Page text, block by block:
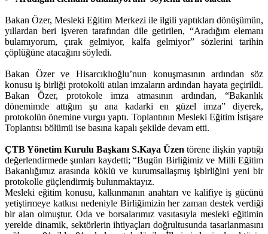
Bakan Özer, Mesleki Eğitim Merkezi ile ilgili yaptıkları dönüşümün,
yıllardan beri işveren tarafından dile getirilen, “Aradığım elemanı
bulamıyorum, çırak gelmiyor, kalfa gelmiyor” sözlerini tarihin
çöplüğüne atacağını söyledi.
Bakan Özer ve Hisarcıklıoğlu’nun konuşmasının ardından söz
konusu iş birliği protokolü atılan imzaların ardından hayata geçirildi.
Bakan Özer, protokole imza atmasının ardından, “Bakanlık
dönemimde attığım şu ana kadarki en güzel imza” diyerek,
protokolün önemine vurgu yaptı. Toplantının Mesleki Eğitim İstişare
Toplantısı bölümü ise basına kapalı şekilde devam etti.
ÇTB Yönetim Kurulu Başkanı S.Kaya Üzen törene ilişkin yaptığı
değerlendirmede şunları kaydetti; “Bugün Birliğimiz ve Milli Eğitim
Bakanlığımız arasında köklü ve kurumsallaşmış işbirliğini yeni bir
protokolle güçlendirmiş bulunmaktayız.
Mesleki eğitim konusu, kalkınmanın anahtarı ve kalifiye iş gücünü
yetiştirmeye katkısı nedeniyle Birliğimizin her zaman destek verdiği
bir alan olmuştur. Oda ve borsalarımız vasıtasıyla mesleki eğitimin
yerelde dinamik, sektörlerin ihtiyaçları doğrultusunda tasarlanmasını